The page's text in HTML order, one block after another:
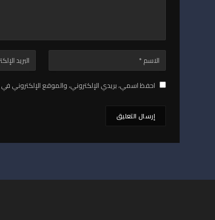
احفظ اسمي، بريدي الإلكتروني، والموقع الإلكتروني